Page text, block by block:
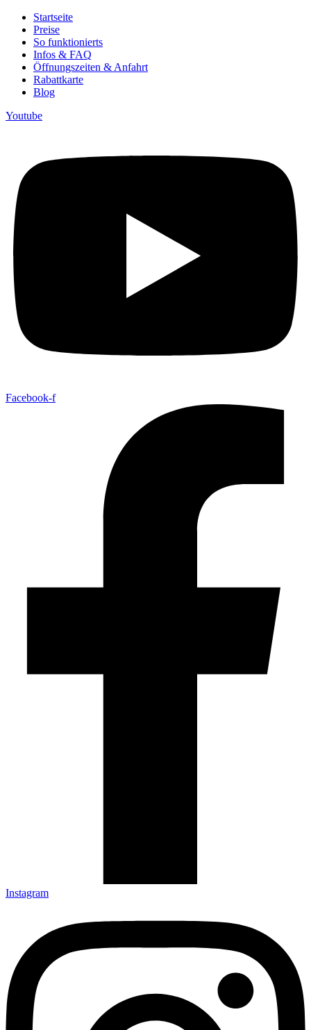
Startseite
Preise
So funktionierts
Infos & FAQ
Öffnungszeiten & Anfahrt
Rabattkarte
Blog
Youtube
Facebook-f
Instagram